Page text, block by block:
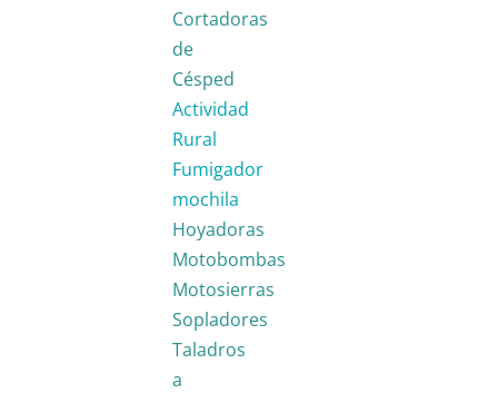
Cortadoras
de
Césped
Actividad
Rural
Fumigador
mochila
Hoyadoras
Motobombas
Motosierras
Sopladores
Taladros
a